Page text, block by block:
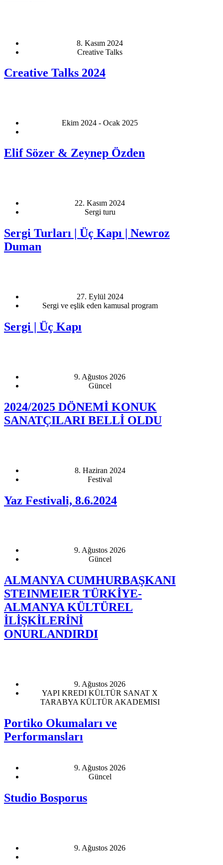
8. Kasım 2024
Creative Talks
Creative Talks 2024
Ekim 2024 - Ocak 2025
Elif Sözer & Zeynep Özden
22. Kasım 2024
Sergi turu
Sergi Turları | Üç Kapı | Newroz
Duman
27. Eylül 2024
Sergi ve eşlik eden kamusal program
Sergi | Üç Kapı
9. Ağustos 2026
Güncel
2024/2025 DÖNEMİ KONUK
SANATÇILARI BELLİ OLDU
8. Haziran 2024
Festival
Yaz Festivali, 8.6.2024
9. Ağustos 2026
Güncel
ALMANYA CUMHURBAŞKANI
STEINMEIER TÜRKİYE-
ALMANYA KÜLTÜREL
İLİŞKİLERİNİ
ONURLANDIRDI
9. Ağustos 2026
YAPI KREDI KÜLTÜR SANAT X
TARABYA KÜLTÜR AKADEMISI
Portiko Okumaları ve
Performansları
9. Ağustos 2026
Güncel
Studio Bosporus
9. Ağustos 2026